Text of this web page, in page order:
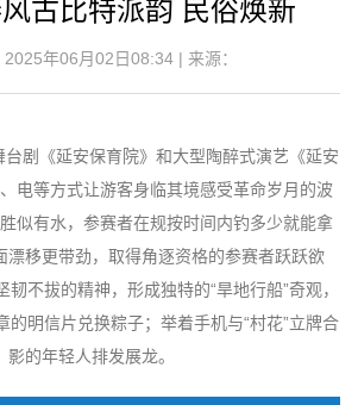
古比特派韵 民俗焕新
年06月02日08:34 | 来源：
剧《延安保育院》和大型陶醉式演艺《延安
电等方式让游客身临其境感受革命岁月的波
似有水，参赛者在规按时间内钓多少就能拿
漂移更带劲，取得角逐资格的参赛者跃跃欲
不拔的精神，形成独特的“旱地行船”奇观，
的明信片兑换粽子；举着手机与“村花”立牌合
影的年轻人排发展龙。